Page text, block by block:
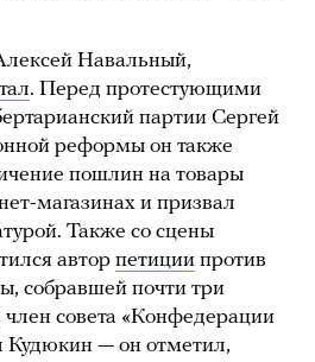
Навальный,
. Перед протестующими
партии Сергей
реформы он также
пошлин на товары
магазинах и призвал
Также со сцены
автор петиции против
собравшей почти три
совета «Конфедерации
Кудюкин — он отметил,